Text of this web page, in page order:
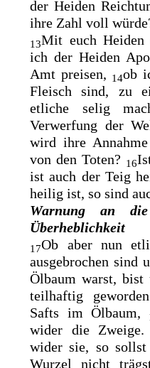
der Heiden
ihre Zahl voll
13Mit euch Heiden
ich der Heiden
Amt preisen, 14ob
Fleisch sind, zu
etliche selig
Verwerfung der
wird ihre
von den Toten? 16
ist auch der Teig
heilig ist, so sind
Warnung an
Überheblichkeit
17Ob aber nun
ausgebrochen sind
Ölbaum warst,
teilhaftig
Safts im Ölbaum,
wider die
wider sie, so
Wurzel nicht